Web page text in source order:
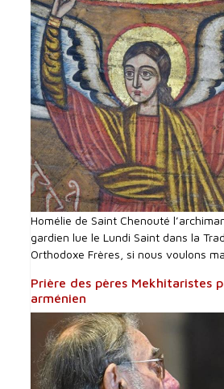
Homélie de Saint Chenouté
gardien lue le Lundi Saint dans la
Orthodoxe Frères, si nous voulons
Prière des pères Mekhitaristes
arménien